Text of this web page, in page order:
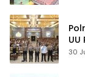
30